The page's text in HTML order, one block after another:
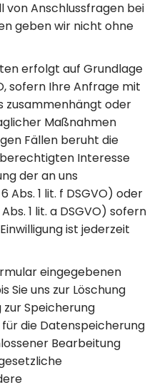
von Anschlussfragen bei
geben wir nicht ohne
erfolgt auf Grundlage
sofern Ihre Anfrage mit
zusammenhängt oder
Maßnahmen
Fällen beruht die
Interesse
der an uns
1 lit. f DSGVO) oder
1 lit. a DSGVO) sofern
ist jederzeit
eingegebenen
Sie uns zur Löschung
Speicherung
die Datenspeicherung
Bearbeitung